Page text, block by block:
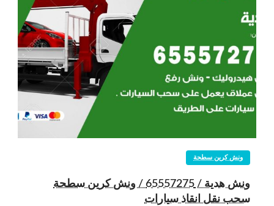
ونش كرين سطحة
ونش هدية / 65557275 / ونش كرين سطحة
سحب نقل انقاذ سيارات